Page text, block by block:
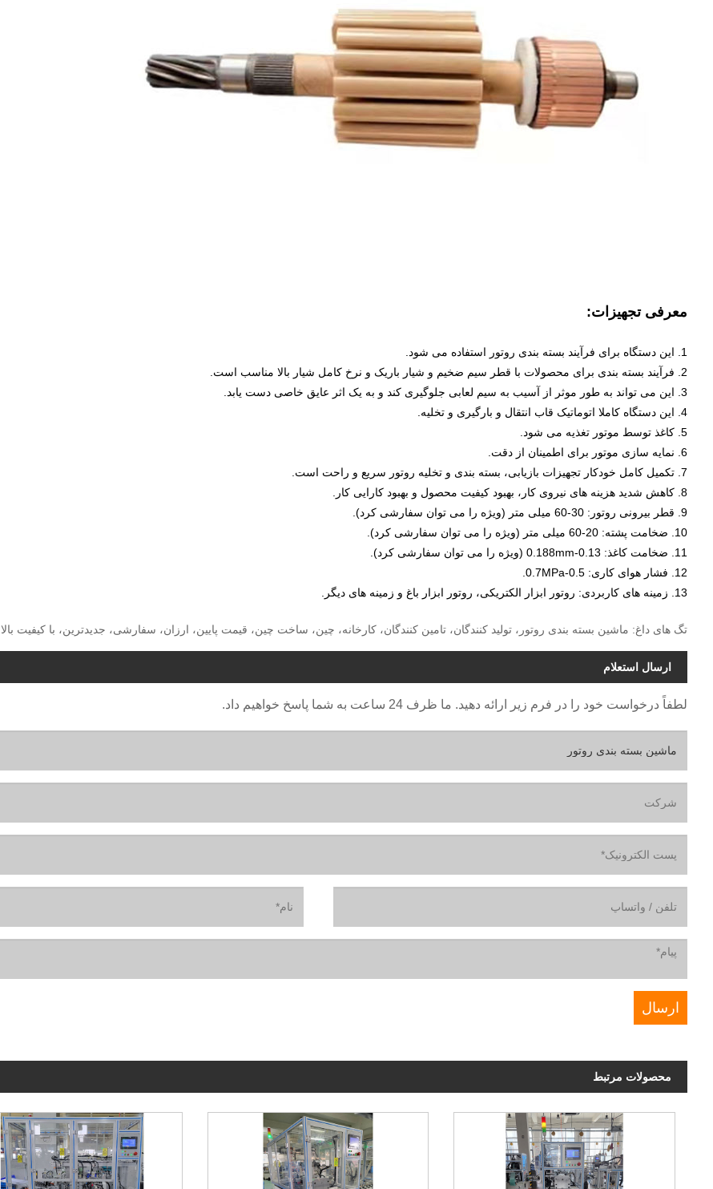
معرفی تجهیزات:
1. این دستگاه برای فرآیند بسته بندی روتور استفاده می شود.
2. فرآیند بسته بندی برای محصولات با قطر سیم ضخیم و شیار باریک و نرخ کامل شیار بالا مناسب است.
3. این می تواند به طور موثر از آسیب به سیم لعابی جلوگیری کند و به یک اثر عایق خاصی دست یابد.
4. این دستگاه کاملا اتوماتیک قاب انتقال و بارگیری و تخلیه.
5. کاغذ توسط موتور تغذیه می شود.
6. نمایه سازی موتور برای اطمینان از دقت.
7. تکمیل کامل خودکار تجهیزات بازیابی، بسته بندی و تخلیه روتور سریع و راحت است.
8. کاهش شدید هزینه های نیروی کار، بهبود کیفیت محصول و بهبود کارایی کار.
9. قطر بیرونی روتور: 30-60 میلی متر (ویژه را می توان سفارشی کرد).
10. ضخامت پشته: 20-60 میلی متر (ویژه را می توان سفارشی کرد).
11. ضخامت کاغذ: 0.13-0.188mm (ویژه را می توان سفارشی کرد).
12. فشار هوای کاری: 0.5-0.7MPa.
13. زمینه های کاربردی: روتور ابزار الکتریکی، روتور ابزار باغ و زمینه های دیگر.
تگ های داغ: ماشین بسته بندی روتور، تولید کنندگان، تامین کنندگان، کارخانه، چین، ساخت چین، قیمت پایین، ارزان، سفارشی، جدیدترین، با کیفیت بالا
ارسال استعلام
لطفاً درخواست خود را در فرم زیر ارائه دهید. ما ظرف 24 ساعت به شما پاسخ خواهیم داد.
محصولات مرتبط